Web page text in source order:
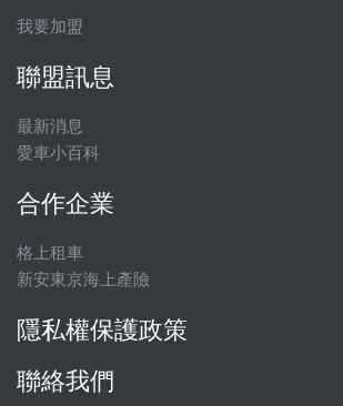
我要加盟
聯盟訊息
最新消息
愛車小百科
合作企業
格上租車
新安東京海上產險
隱私權保護政策
聯絡我們